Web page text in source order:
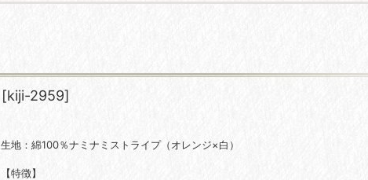
[kiji-2959]
生地：綿100％ナミナミストライプ（オレンジ×白）
【特徴】